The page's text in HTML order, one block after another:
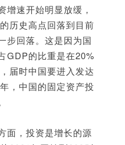
增速开始明显放缓，
历史高点回落到目前
步回落。这是因为国
GDP的比重是在20%
届时中国要进入发达
，中国的固定资产投
面，投资是增长的源